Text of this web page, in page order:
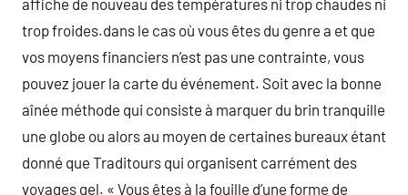
affiche de nouveau des températures ni trop chaudes ni
trop froides.dans le cas où vous êtes du genre a et que
vos moyens financiers n’est pas une contrainte, vous
pouvez jouer la carte du événement. Soit avec la bonne
aînée méthode qui consiste à marquer du brin tranquille
une globe ou alors au moyen de certaines bureaux étant
donné que Traditours qui organisent carrément des
voyages gel. « Vous êtes à la fouille d’une forme de